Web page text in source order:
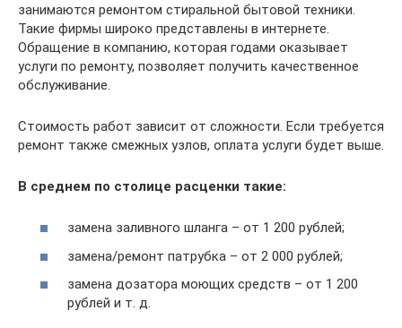
занимаются ремонтом стиральной бытовой техники.
Такие фирмы широко представлены в интернете.
Обращение в компанию, которая годами оказывает
услуги по ремонту, позволяет получить качественное
обслуживание.
Стоимость работ зависит от сложности. Если требуется
ремонт также смежных узлов, оплата услуги будет выше.
В среднем по столице расценки такие:
замена заливного шланга – от 1 200 рублей;
замена/ремонт патрубка – от 2 000 рублей;
замена дозатора моющих средств – от 1 200
рублей и т. д.